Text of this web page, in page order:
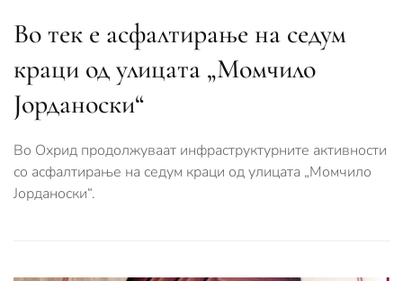
Во тек е асфалтирање на седум
краци од улицата „Момчило
Јорданоски“
Во Охрид продолжуваат инфраструктурните активности
со асфалтирање на седум краци од улицата „Момчило
Јорданоски“.